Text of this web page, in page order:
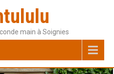
main à Soignies